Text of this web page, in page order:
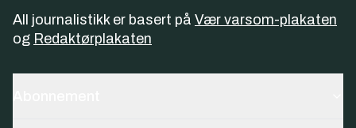
All journalistikk er basert på Vær varsom-plakaten
og Redaktørplakaten